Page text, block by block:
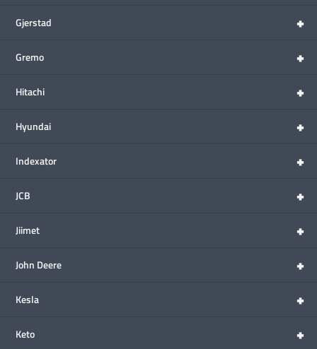
+
Gjerstad
+
Gremo
+
Hitachi
+
Hyundai
+
Indexator
+
JCB
+
Jiimet
+
John Deere
+
Kesla
+
Keto